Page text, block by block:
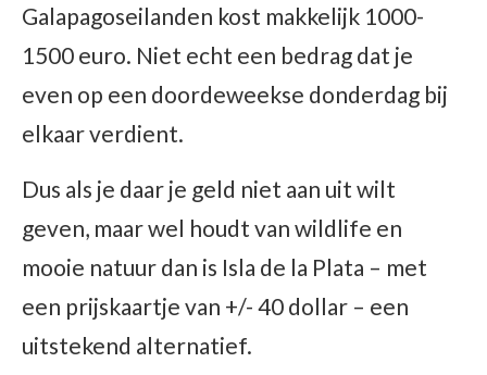
Galapagoseilanden kost makkelijk 1000-
1500 euro. Niet echt een bedrag dat je
even op een doordeweekse donderdag bij
elkaar verdient.
Dus als je daar je geld niet aan uit wilt
geven, maar wel houdt van wildlife en
mooie natuur dan is Isla de la Plata – met
een prijskaartje van +/- 40 dollar – een
uitstekend alternatief.